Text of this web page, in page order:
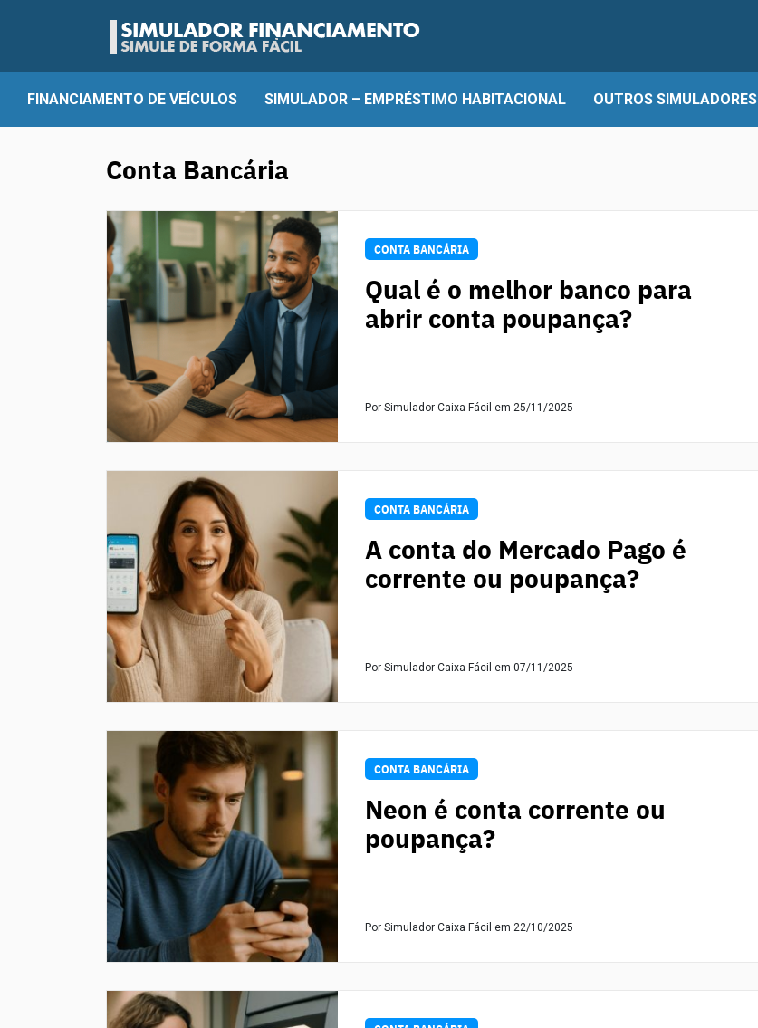
FINANCIAMENTO DE VEÍCULOS SIMULADOR – EMPRÉSTIMO HABITACIONAL OUTROS SIMULADORES
Conta Bancária
CONTA BANCÁRIA
Qual é o melhor banco para
abrir conta poupança?
Por Simulador Caixa Fácil em 25/11/2025
CONTA BANCÁRIA
A conta do Mercado Pago é
corrente ou poupança?
Por Simulador Caixa Fácil em 07/11/2025
CONTA BANCÁRIA
Neon é conta corrente ou
poupança?
Por Simulador Caixa Fácil em 22/10/2025